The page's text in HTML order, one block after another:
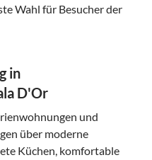
Wahl für Besucher der
in
D'Or
und
über moderne
Küchen, komfortable